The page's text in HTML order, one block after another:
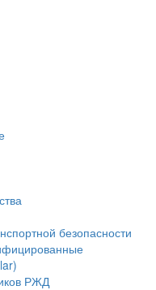
безопасности
РЖД